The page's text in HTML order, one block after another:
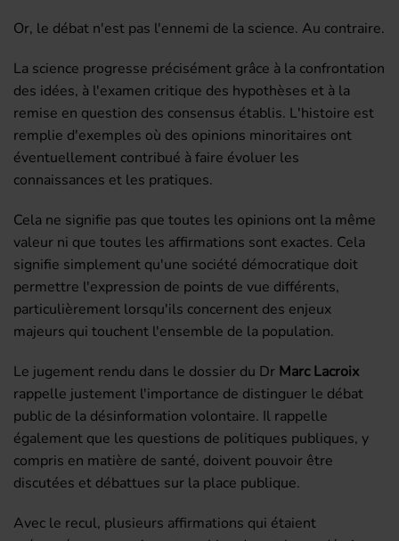
Or, le débat n'est pas l'ennemi de la science. Au contraire.
La science progresse précisément grâce à la confrontation
des idées, à l'examen critique des hypothèses et à la
remise en question des consensus établis. L'histoire est
remplie d'exemples où des opinions minoritaires ont
éventuellement contribué à faire évoluer les
connaissances et les pratiques.
Cela ne signifie pas que toutes les opinions ont la même
valeur ni que toutes les affirmations sont exactes. Cela
signifie simplement qu'une société démocratique doit
permettre l'expression de points de vue différents,
particulièrement lorsqu'ils concernent des enjeux
majeurs qui touchent l'ensemble de la population.
Le jugement rendu dans le dossier du Dr Marc Lacroix
rappelle justement l'importance de distinguer le débat
public de la désinformation volontaire. Il rappelle
également que les questions de politiques publiques, y
compris en matière de santé, doivent pouvoir être
discutées et débattues sur la place publique.
Avec le recul, plusieurs affirmations qui étaient